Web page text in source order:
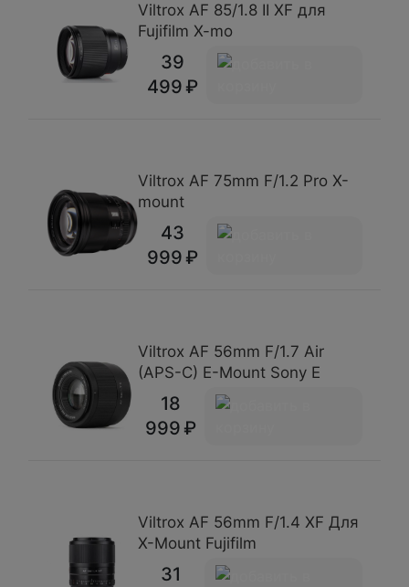
Viltrox AF 85/1.8 II XF для
Fujifilm X-mo
39
499
Viltrox AF 75mm F/1.2 Pro X-
mount
43
999
Viltrox AF 56mm F/1.7 Air
(APS-C) E-Mount Sony E
18
999
Viltrox AF 56mm F/1.4 XF Для
X-Mount Fujifilm
31